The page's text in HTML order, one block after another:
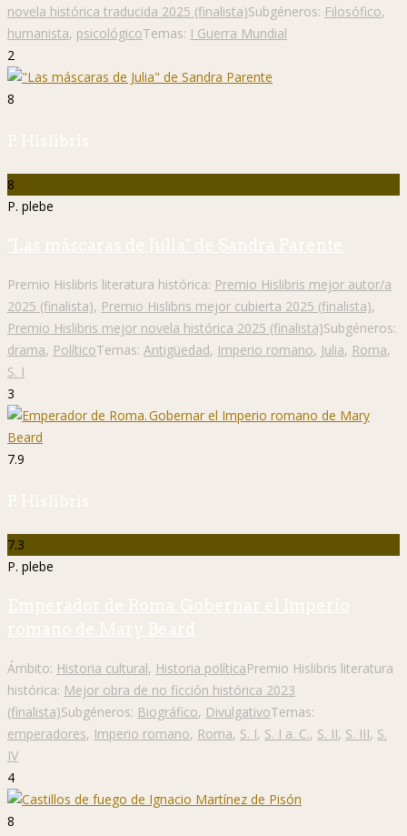
novela histórica traducida 2025 (finalista)Subgéneros: Filosófico,
humanista, psicológicoTemas: I Guerra Mundial
2
8
P. Hislibris
8
P. plebe
"Las máscaras de Julia" de Sandra Parente
Premio Hislibris literatura histórica: Premio Hislibris mejor autor/a
2025 (finalista), Premio Hislibris mejor cubierta 2025 (finalista),
Premio Hislibris mejor novela histórica 2025 (finalista)Subgéneros:
drama, PolíticoTemas: Antigüedad, Imperio romano, Julia, Roma,
S. I
3
7.9
P. Hislibris
7.3
P. plebe
Emperador de Roma. Gobernar el Imperio
romano de Mary Beard
Ámbito: Historia cultural, Historia políticaPremio Hislibris literatura
histórica: Mejor obra de no ficción histórica 2023
(finalista)Subgéneros: Biográfico, DivulgativoTemas:
emperadores, Imperio romano, Roma, S. I, S. I a. C., S. II, S. III, S.
IV
4
8